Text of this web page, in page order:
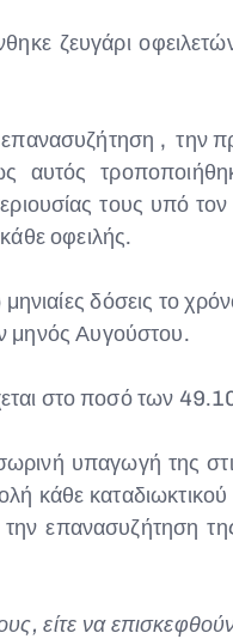
ζευγάρι
, την
αυτός
τους υπό τον
οφειλής.
δόσεις το
μηνός Αυγούστου.
στο ποσό των
υπαγωγή της στις
κάθε καταδιωκτικού
επανασυζήτηση
είτε να